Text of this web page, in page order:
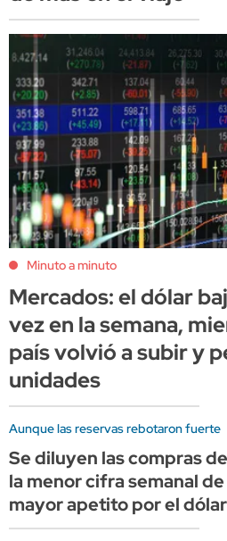
Minuto a minuto
Mercados: el dólar
vez en la semana,
país volvió a subir y
unidades
Aunque las reservas rebotaron fuerte
Se diluyen las compras
la menor cifra semanal
mayor apetito por el dólar